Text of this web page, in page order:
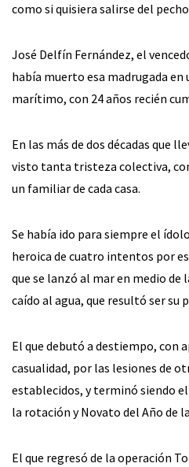
como si quisiera salirse del
José Delfín Fernández, el
había muerto esa madrugada en
marítimo, con 24 años recién
En las más de dos décadas que
visto tanta tristeza colectiva,
un familiar de cada casa.
Se había ido para siempre el
heroica de cuatro intentos por
que se lanzó al mar en medio de
caído al agua, que resultó ser su
El que debutó a destiempo, con
casualidad, por las lesiones de
establecidos, y terminó siendo
la rotación y Novato del Año de
El que regresó de la operación